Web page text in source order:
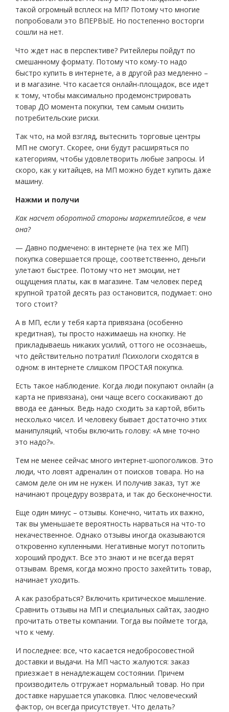
такой огромный всплеск на МП? Потому что многие
попробовали это ВПЕРВЫЕ. Но постепенно восторги
сошли на нет.
Что ждет нас в перспективе? Ритейлеры пойдут по
смешанному формату. Потому что кому-то надо
быстро купить в интернете, а в другой раз медленно –
и в магазине. Что касается онлайн-площадок, все идет
к тому, чтобы максимально продемонстрировать
товар ДО момента покупки, тем самым снизить
потребительские риски.
Так что, на мой взгляд, вытеснить торговые центры
МП не смогут. Скорее, они будут расширяться по
категориям, чтобы удовлетворить любые запросы. И
скоро, как у китайцев, на МП можно будет купить даже
машину.
Нажми и получи
Как насчет оборотной стороны маркетплейсов, в чем
она?
— Давно подмечено: в интернете (на тех же МП)
покупка совершается проще, соответственно, деньги
улетают быстрее. Потому что нет эмоции, нет
ощущения платы, как в магазине. Там человек перед
крупной тратой десять раз остановится, подумает: оно
того стоит?
А в МП, если у тебя карта привязана (особенно
кредитная), ты просто нажимаешь на кнопку. Не
прикладываешь никаких усилий, оттого не осознаешь,
что действительно потратил! Психологи сходятся в
одном: в интернете слишком ПРОСТАЯ покупка.
Есть такое наблюдение. Когда люди покупают онлайн (а
карта не привязана), они чаще всего соскакивают до
ввода ее данных. Ведь надо сходить за картой, вбить
несколько чисел. И человеку бывает достаточно этих
манипуляций, чтобы включить голову: «А мне точно
это надо?».
Тем не менее сейчас много интернет-шопоголиков. Это
люди, что ловят адреналин от поисков товара. Но на
самом деле он им не нужен. И получив заказ, тут же
начинают процедуру возврата, и так до бесконечности.
Еще один минус – отзывы. Конечно, читать их важно,
так вы уменьшаете вероятность нарваться на что-то
некачественное. Однако отзывы иногда оказываются
откровенно купленными. Негативные могут потопить
хороший продукт. Все это знают и не всегда верят
отзывам. Время, когда можно просто захейтить товар,
начинает уходить.
А как разобраться? Включить критическое мышление.
Сравнить отзывы на МП и специальных сайтах, заодно
прочитать ответы компании. Тогда вы поймете тогда,
что к чему.
И последнее: все, что касается недобросовестной
доставки и выдачи. На МП часто жалуются: заказ
приезжает в ненадлежащем состоянии. Причем
производитель отгружает нормальный товар. Но при
доставке нарушается упаковка. Плюс человеческий
фактор, он всегда присутствует. Что делать?